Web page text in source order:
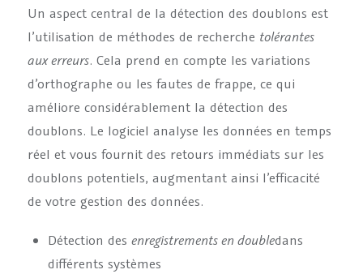
Un aspect central de la détection des doublons est
l’utilisation de méthodes de recherche tolérantes
aux erreurs. Cela prend en compte les variations
d’orthographe ou les fautes de frappe, ce qui
améliore considérablement la détection des
doublons. Le logiciel analyse les données en temps
réel et vous fournit des retours immédiats sur les
doublons potentiels, augmentant ainsi l’efficacité
de votre gestion des données.
Détection des enregistrements en doubledans
différents systèmes